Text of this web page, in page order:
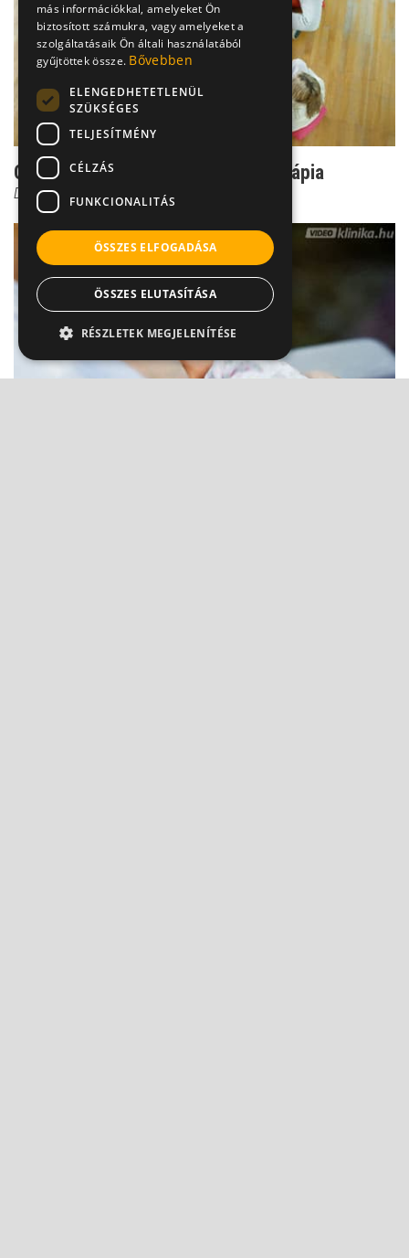
Csoport titok: Ilyen a jó csoportterápia
Dr. Ormay István
más információkkal, amelyeket Ön
biztosított számukra, vagy amelyeket a
szolgáltatásaik Ön általi használatából
gyűjtöttek össze. Bővebben
ELENGEDHETETLENÜL
SZÜKSÉGES
TELJESÍTMÉNY
CÉLZÁS
FUNKCIONALITÁS
ÖSSZES ELFOGADÁSA
ÖSSZES ELUTASÍTÁSA
RÉSZLETEK MEGJELENÍTÉSE